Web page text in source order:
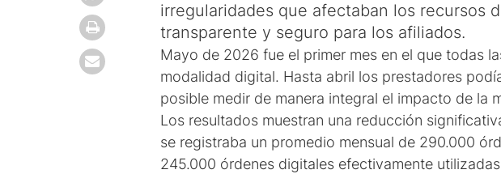
irregularidades que afectaban los recursos
transparente y seguro para los afiliados.
Mayo de 2026 fue el primer mes en el que todas
modalidad digital. Hasta abril los prestadores
posible medir de manera integral el impacto de la
Los resultados muestran una reducción
se registraba un promedio mensual de 290.000
245.000 órdenes digitales efectivamente